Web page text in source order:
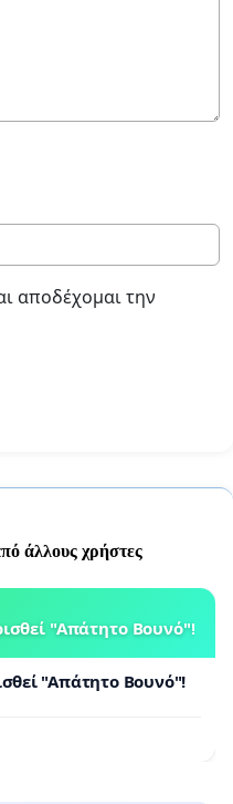
αποδέχομαι την
άλλους χρήστες
"Απάτητο Βουνό"!
"Απάτητο Βουνό"!